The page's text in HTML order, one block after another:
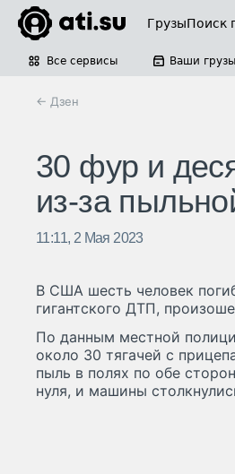
ГрузыПоиск
Все сервисы Ваши грузы
← Дзен
30 фур и
из-за
11:11, 2 Мая 2023
В США шесть человек
гигантского ДТП,
По данным местной
около 30 тягачей с
пыль в полях по обе
нуля, и машины